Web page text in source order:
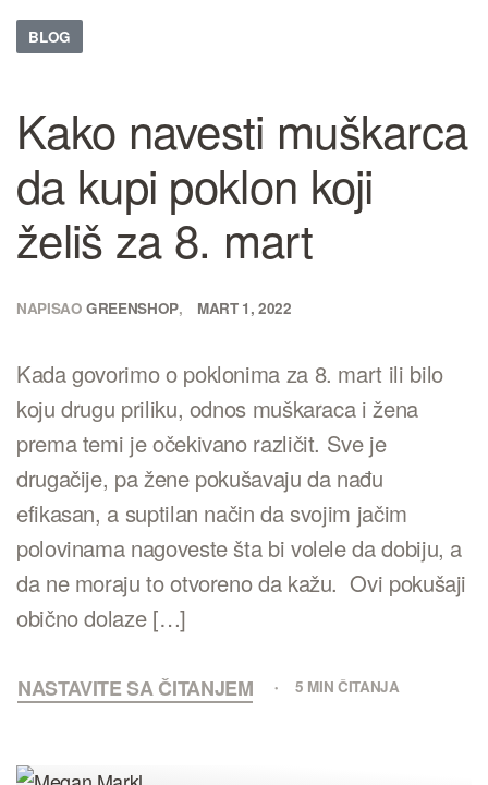
BLOG
Kako navesti muškarca
da kupi poklon koji
želiš za 8. mart
NAPISAOGREENSHOP MART 1, 2022
Kada govorimo o poklonima za 8. mart ili bilo
koju drugu priliku, odnos muškaraca i žena
prema temi je očekivano različit. Sve je
drugačije, pa žene pokušavaju da nađu
efikasan, a suptilan način da svojim jačim
polovinama nagoveste šta bi volele da dobiju, a
da ne moraju to otvoreno da kažu. Ovi pokušaji
obično dolaze […]
NASTAVITE SA ČITANJEM 5 MIN ČITANJA